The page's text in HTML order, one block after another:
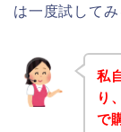
は一度試して
私
り
で